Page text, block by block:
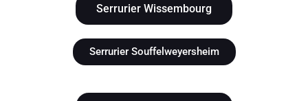
Serrurier Wissembourg
Serrurier Souffelweyersheim